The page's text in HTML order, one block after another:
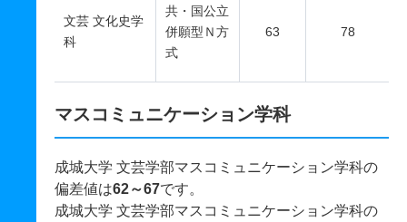
文芸 文化史学
科
共・国公立
併願型Ｎ方
式
63 78
マスコミュニケーション学科
成城大学 文芸学部マスコミュニケーション学科の
偏差値は62～67です。
成城大学 文芸学部マスコミュニケーション学科の